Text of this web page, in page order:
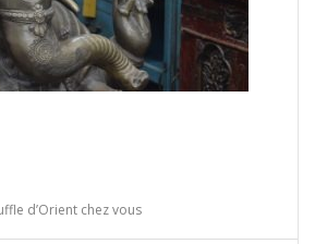
d’Orient chez vous